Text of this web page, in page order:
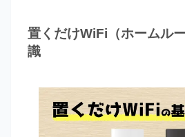
置くだけWiFi（ホームル
識